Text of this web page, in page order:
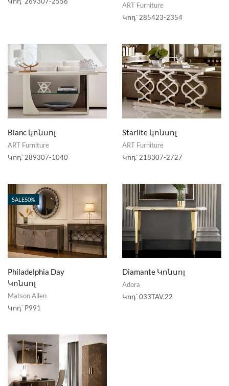
ART Furniture
Կոդ՝ 285423-2354
Blanc կոնսոլ
ART Furniture
Կոդ՝ 289307-1040
Starlite կոնսոլ
ART Furniture
Կոդ՝ 218307-2727
SALE50%
Philadelphia Day
Կոնսոլ
Matson Allen
Կոդ՝ P991
Diamante Կոնսոլ
Adora
Կոդ՝033TAV.22